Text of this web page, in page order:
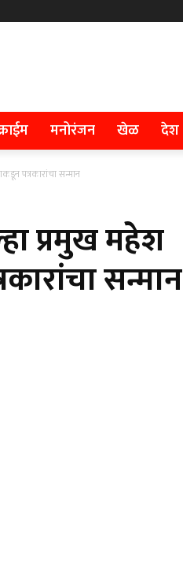
मनोरंजन खेळ देश
पत्रकारांचा सन्मान
प्रमुख महेश
सन्मान